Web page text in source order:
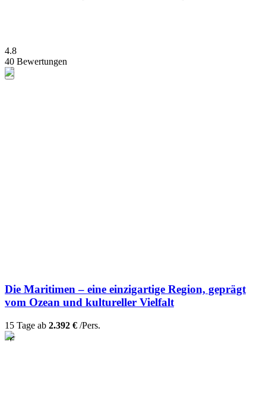
4.8
40 Bewertungen
Die Maritimen – eine einzigartige Region, geprägt
vom Ozean und kultureller Vielfalt
15 Tage ab 2.392 € /Pers.